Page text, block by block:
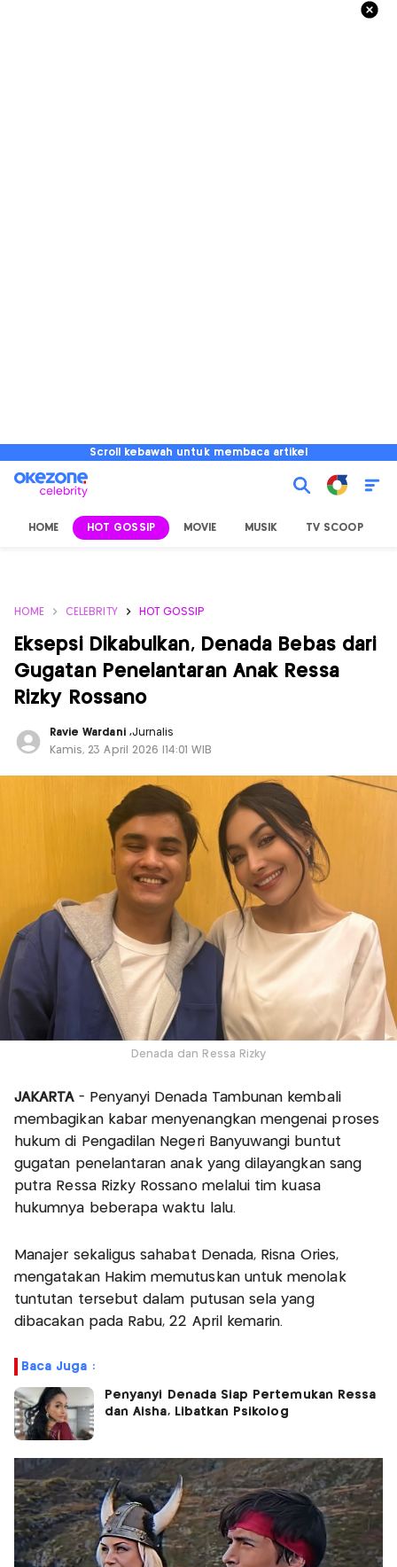
Scroll kebawah untuk membaca artikel
HOME HOT GOSSIP MOVIE MUSIK TV SCOOP
HOME CELEBRITY HOT GOSSIP
Eksepsi Dikabulkan, Denada Bebas dari
Gugatan Penelantaran Anak Ressa
Rizky Rossano
Ravie Wardani ,Jurnalis
Kamis, 23 April 2026 |14:01 WIB
Denada dan Ressa Rizky
JAKARTA- Penyanyi Denada Tambunan kembali
membagikan kabar menyenangkan mengenai proses
hukum di Pengadilan Negeri Banyuwangi buntut
gugatan penelantaran anak yang dilayangkan sang
putra Ressa Rizky Rossano melalui tim kuasa
hukumnya beberapa waktu lalu.
Manajer sekaligus sahabat Denada, Risna Ories,
mengatakan Hakim memutuskan untuk menolak
tuntutan tersebut dalam putusan sela yang
dibacakan pada Rabu, 22 April kemarin.
Baca Juga :
Penyanyi Denada Siap Pertemukan Ressa
dan Aisha, Libatkan Psikolog